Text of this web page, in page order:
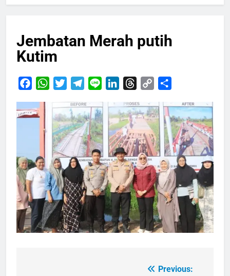
Jembatan Merah putih
Kutim
FacebookWhatsApp
TwitterTelegram
Line LinkedInThreads
Copy
Previous: